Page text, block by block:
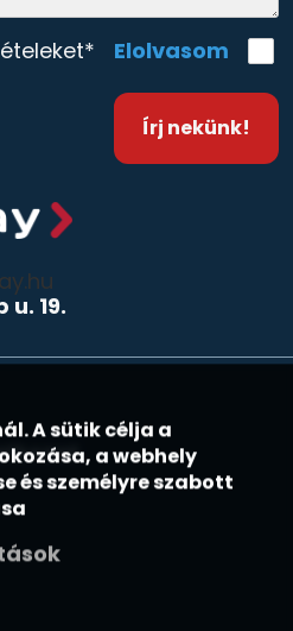
Elolvasom
Írj nekünk!
u. 19.
A sütik célja a
a webhely
és személyre szabott